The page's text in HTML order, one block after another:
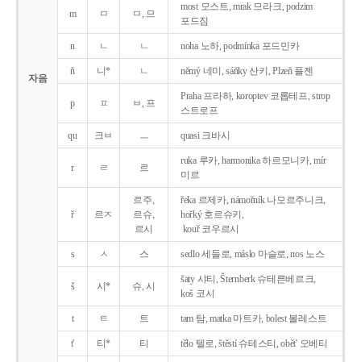
자음
m ㅁ ㅁ, 므
most 모스트, mrak 므라크, podzim
포드짐
n ㄴ ㄴ noha 노하, podmínka 포드민카
ň 니* ㄴ němý 네미, sáňky 산키, Plzeň 플젠
p ㅍ ㅂ, 프
Praha 프라하, koroptev 코롭테프, strop
스트로프
qu 크ㅂ ㅡ quasi 크바시
r ㄹ 르
ruka 루카, harmonika 하르모니카, mír
미르
ř 르ㅈ
르주,
르슈,
르시
řeka 르제카, námořník 나모르주니크,
hořký 호르슈키,
kouř 코우르시
s ㅅ 스 sedlo 세들로, máslo 마슬로, nos 노스
š 시* 슈, 시
šaty 샤티, Šternberk 슈테른베르크,
koš 코시
t ㅌ 트 tam 탐, matka 마트카, bolest 볼레스트
t' 티* 티 tělo 텔로, štěstí 슈테스티, obět' 오베티